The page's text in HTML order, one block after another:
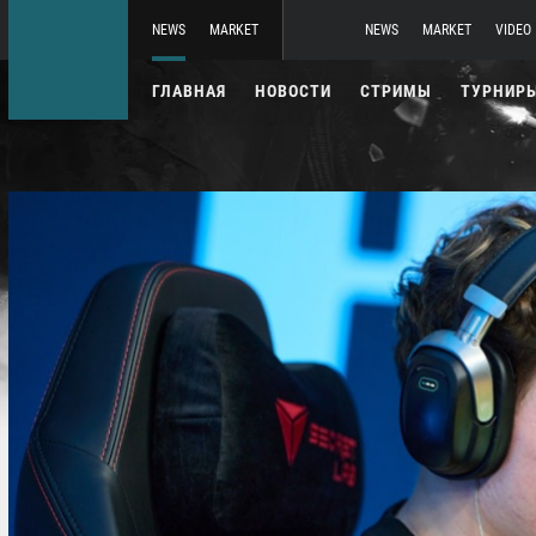
NEWS MARKET NEWS MARKET VIDEO
ГЛАВНАЯ НОВОСТИ СТРИМЫ